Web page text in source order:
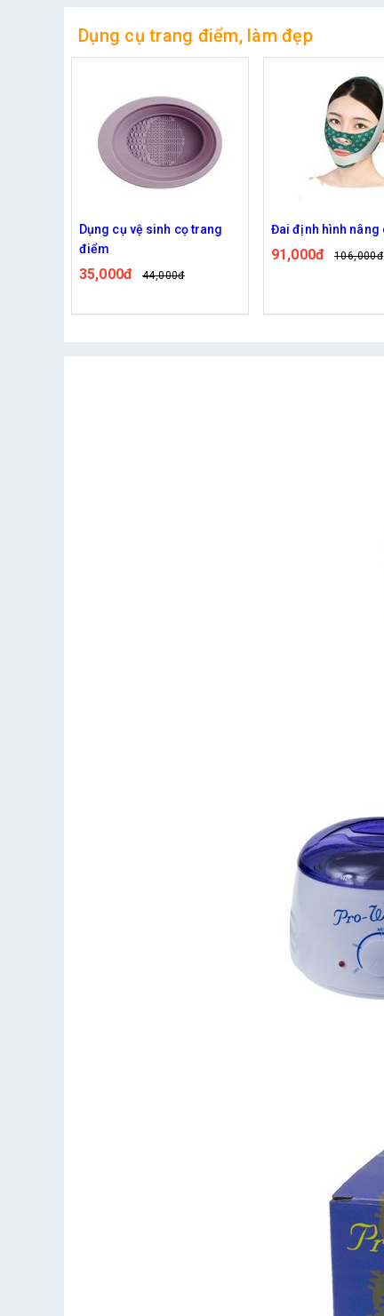
Dụng cụ trang điểm, làm đẹp
Đai định hình nâng cơ mặt
91,000đ
Máy mài móng
tay, bộ dũa móng